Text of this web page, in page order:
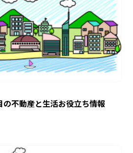
不動産と生活お役立ち情報